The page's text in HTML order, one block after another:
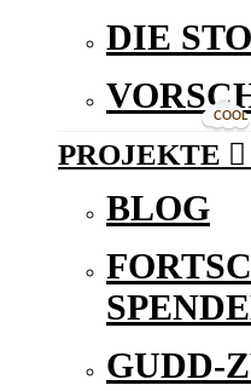
DIE
PROJEKTE
COOL

BLOG
GUDD-